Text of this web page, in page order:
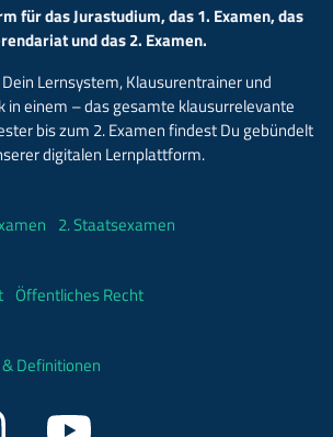
für das Jurastudium, das 1. Examen, das
und das 2. Examen.
Lernsystem, Klausurentrainer und
in einem – das gesamte klausurrelevante
bis zum 2. Examen findest Du gebündelt
digitalen Lernplattform.
2. Staatsexamen
Öffentliches Recht
Definitionen